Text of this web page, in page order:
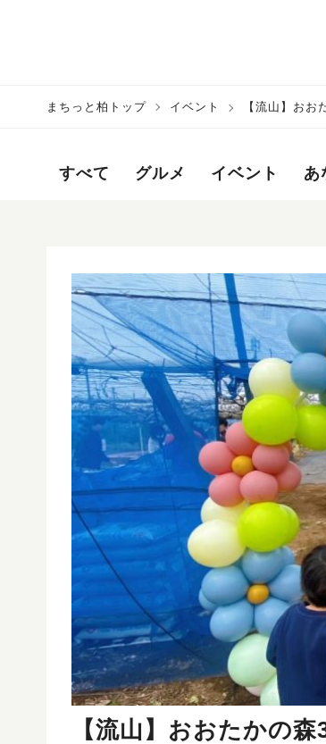
まちっと柏トップ イベント
【流山】お
すべて グルメ イベント あ
【流山】おおたかの